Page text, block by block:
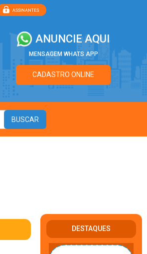
ANUNCIE AQUI
MENSAGEM WHATS APP
CADASTRO ONLINE
DESTAQUES